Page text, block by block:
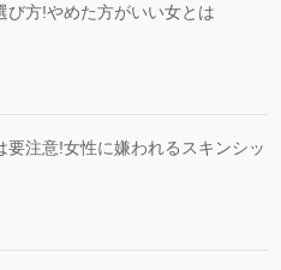
び方!やめた方がいい女とは
要注意!女性に嫌われるスキンシッ